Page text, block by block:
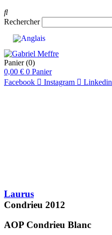
Rechercher
Panier (0)
0,00 € 0 Panier
Facebook
Instagram Linkedin
Laurus
Condrieu 2012
AOP Condrieu Blanc